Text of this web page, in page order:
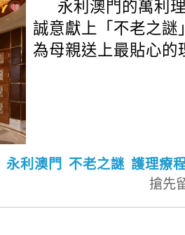
永利澳門的萬利
誠意獻上「不老之謎
為母親送上最貼心的
永利澳門 不老之謎 護理療
搶先